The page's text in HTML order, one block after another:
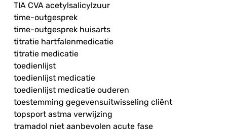
TIA CVA acetylsalicylzuur
time-outgesprek
time-outgesprek huisarts
titratie hartfalenmedicatie
titratie medicatie
toedienlijst
toedienlijst medicatie
toedienlijst medicatie ouderen
toestemming gegevensuitwisseling cliënt
topsport astma verwijzing
tramadol niet aanbevolen acute fase